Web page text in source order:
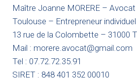
Maître Joanne MORERE – Avocat
Toulouse – Entrepreneur individuel
13 rue de la Colombette – 31000
Mail : morere.avocat@gmail.com
Tel : 07.72.72.35.91
SIRET : 848 401 352 00010